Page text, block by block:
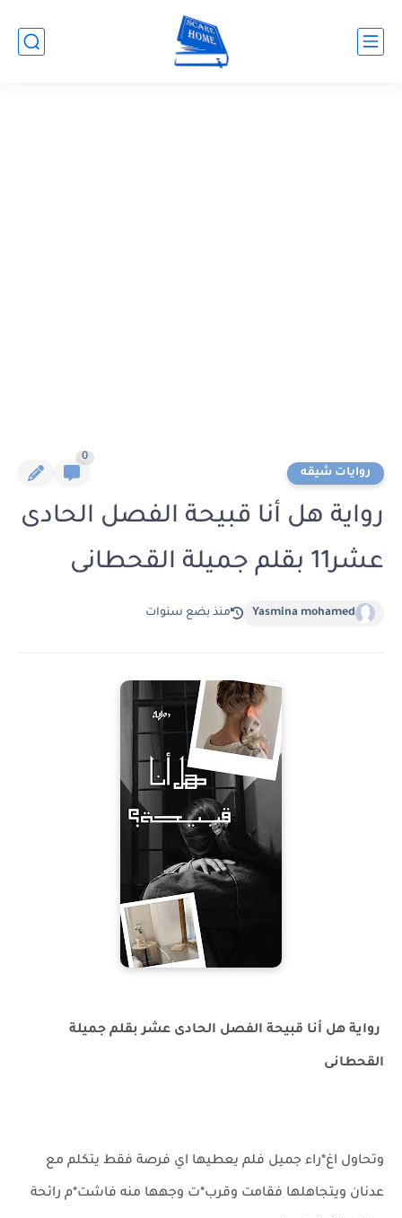
روايات شيقه
0
رواية هل أنا قبيحة الفصل الحادى
عشر11 بقلم جميلة القحطانى
Yasmina mohamed منذ بضع سنوات
رواية هل أنا قبيحة الفصل الحادى عشر بقلم جميلة
القحطانى
وتحاول اغ*راء جميل فلم يعطيها اي فرصة فقط يتكلم مع
عدنان ويتجاهلها فقامت وقرب*ت وجهها منه فاشت*م رائحة